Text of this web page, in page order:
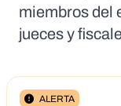
miembros del
jueces y
ALERTA